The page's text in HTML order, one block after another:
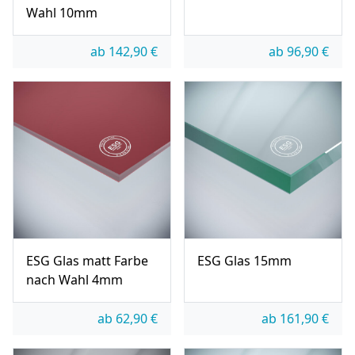
Wahl 10mm
ab 142,90€ ab 96,90€
ESG Glas matt Farbe
nach Wahl 4mm
ab 62,90€
ESG Glas 15mm
ab 161,90€